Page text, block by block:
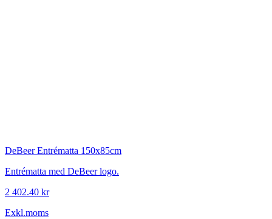
DeBeer Entrématta 150x85cm
Entrématta med DeBeer logo.
2 402.40 kr
Exkl.moms